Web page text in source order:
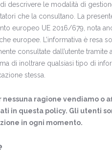
descrivere le modalità di
che la consultano. La
europeo UE 2016/679, nota
europee. L’informativa è resa
consultate dall’utente
di inoltrare qualsiasi tipo di
stessa.
nessuna ragione vendiamo o
in questa policy. Gli utenti
in ogni momento.